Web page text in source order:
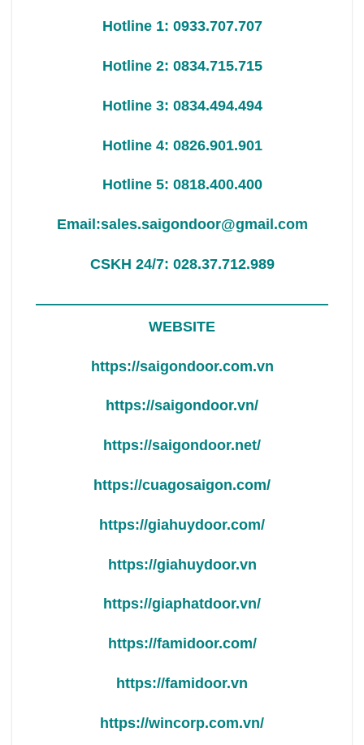
Hotline 1: 0933.707.707
Hotline 2: 0834.715.715
Hotline 3: 0834.494.494
Hotline 4: 0826.901.901
Hotline 5: 0818.400.400
Email:sales.saigondoor@gmail.com
CSKH 24/7: 028.37.712.989
————————————————————
WEBSITE
https://saigondoor.com.vn
https://saigondoor.vn/
https://saigondoor.net/
https://cuagosaigon.com/
https://giahuydoor.com/
https://giahuydoor.vn
https://giaphatdoor.vn/
https://famidoor.com/
https://famidoor.vn
https://wincorp.com.vn/